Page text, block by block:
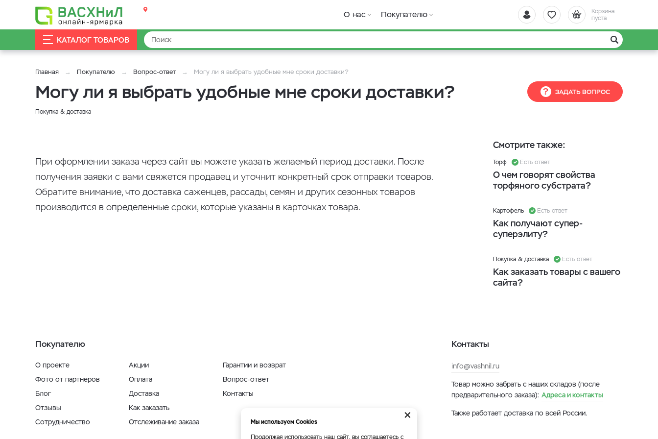
Корзина
пуста
О нас Покупателю
КАТАЛОГ ТОВАРОВ
Главная Покупателю Вопрос-ответ Могу ли я выбрать удобные мне сроки доставки?
Могу ли я выбрать удобные мне сроки доставки? ЗАДАТЬ ВОПРОС
Покупка & доставка
При оформлении заказа через сайт вы можете указать желаемый период доставки. После
получения заявки с вами свяжется продавец и уточнит конкретный срок отправки товаров.
Обратите внимание, что доставка саженцев, рассады, семян и других сезонных товаров
производится в определенные сроки, которые указаны в карточках товара.
Смотрите также:
Торф Есть ответ
О чем говорят свойства
торфяного субстрата?
Картофель Есть ответ
Как получают супер-
суперэлиту?
Покупка & доставка Есть ответ
Как заказать товары с вашего
сайта?
Покупателю
О проекте
Фото от партнеров
Блог
Отзывы
Сотрудничество
Акции
Оплата
Доставка
Как заказать
Отслеживание заказа
Гарантии и возврат
Вопрос-ответ
Контакты
Контакты
info@vashnil.ru
Товар можно забрать с наших складов (после
предварительного заказа): Адреса и контакты
Также работает доставка по всей России.
×
Мы используем Cookies
Продолжая использовать наш сайт, вы соглашаетесь с